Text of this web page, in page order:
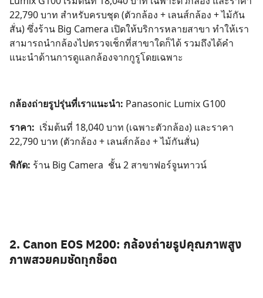
22,790 บาท สำหรับครบชุด (ตัวกล้อง + เลนส์กล้อง + ไม้กัน
สั่น) ซึ่งร้าน Big Camera เปิดให้บริการหลายสาขา ทำให้เรา
สามารถนำกล้องไปตรวจเช็กที่สาขาใดก็ได้ รวมถึงได้คำ
แนะนำด้านการดูแลกล้องจากกูรูโดยเฉพาะ
กล้องถ่ายรูปรุ่นที่เราแนะนำ: Panasonic Lumix G100
ราคา: เริ่มต้นที่ 18,040 บาท (เฉพาะตัวกล้อง) และราคา
22,790 บาท (ตัวกล้อง + เลนส์กล้อง + ไม้กันสั่น)
พิกัด: ร้าน Big Camera ชั้น 2 สาขาฟอร์จูนทาวน์
2. Canon EOS M200: กล้องถ่ายรูปคุณภาพสูง
ภาพสวยคมชัดทุกช็อต